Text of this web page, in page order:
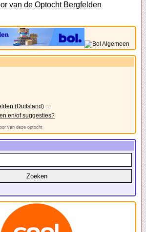
van de Optocht Bergfelden
(Duitsland) (1)
en/of suggesties?
van deze optocht